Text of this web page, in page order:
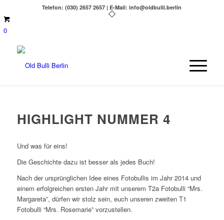
Telefon: (030) 2657 2657 | E-Mail: info@oldbulli.berlin
0
HIGHLIGHT NUMMER 4
Und was für eins!
Die Geschichte dazu ist besser als jedes Buch!
Nach der ursprünglichen Idee eines Fotobullis im Jahr 2014 und
einem erfolgreichen ersten Jahr mit unserem T2a Fotobulli “Mrs.
Margareta”, dürfen wir stolz sein, euch unseren zweiten T1
Fotobulli “Mrs. Rosemarie” vorzustellen.